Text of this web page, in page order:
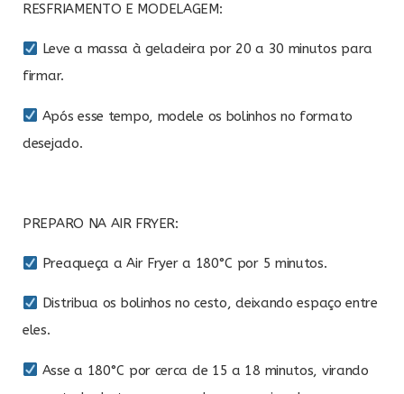
RESFRIAMENTO E MODELAGEM:
Leve a massa à geladeira por 20 a 30 minutos para
firmar.
Após esse tempo, modele os bolinhos no formato
desejado.
PREPARO NA AIR FRYER:
Preaqueça a Air Fryer a 180°C por 5 minutos.
Distribua os bolinhos no cesto, deixando espaço entre
eles.
Asse a 180°C por cerca de 15 a 18 minutos, virando